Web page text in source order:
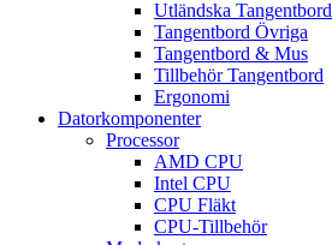
Utländska Tangentbord
Tangentbord Övriga
Tangentbord & Mus
Tillbehör Tangentbord
Ergonomi
Datorkomponenter
Processor
AMD CPU
Intel CPU
CPU Fläkt
CPU-Tillbehör